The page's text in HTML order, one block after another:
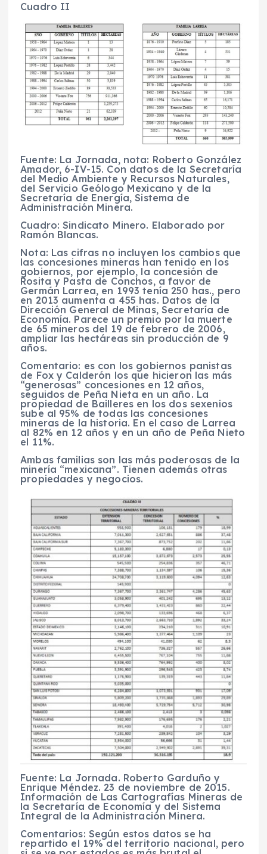
Cuadro II
Fuente: La Jornada, nota: Roberto González
Amador, 6-IV-15. Con datos de la Secretaría
del Medio Ambiente y Recursos Naturales,
del Servicio Geólogo Mexicano y de la
Secretaría de Energía, Sistema de
Administración Minera.
Cuadro: Sindicato Minero. Elaborado por
Ramón Blancas.
Nota: Las cifras no incluyen los cambios que
las concesiones mineras han tenido en los
gobiernos, por ejemplo, la concesión de
Rosita y Pasta de Conchos, a favor de
Germán Larrea, en 1993 tenía 250 has., pero
en 2013 aumenta a 455 has. Datos de la
Dirección General de Minas, Secretaría de
Economía. Parece un premio por la muerte
de 65 mineros del 19 de febrero de 2006,
ampliar las hectáreas sin producción de 9
años.
Comentario: es con los gobiernos panistas
de Fox y Calderón los que hicieron las más
“generosas” concesiones en 12 años,
seguidos de Peña Nieta en un año. La
propiedad de Bailleres en los dos sexenios
sube al 95% de todas las concesiones
mineras de la historia. En el caso de Larrea
al 82% en 12 años y en un año de Peña Nieto
el 11%.
Ambas familias son las más poderosas de la
minería “mexicana”. Tienen además otras
propiedades y negocios.
Fuente: La Jornada. Roberto Garduño y
Enrique Méndez. 23 de noviembre de 2015.
Información de Las Cartografías Mineras de
la Secretaría de Economía y del Sistema
Integral de la Administración Minera.
Comentarios: Según estos datos se ha
repartido el 19% del territorio nacional, pero